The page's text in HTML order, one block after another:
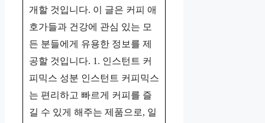
개할 것입니다. 이 글은 커피 애
호가들과 건강에 관심 있는 모
든 분들에게 유용한 정보를 제
공할 것입니다. 1. 인스턴트 커
피믹스 성분 인스턴트 커피믹스
는 편리하고 빠르게 커피를 즐
길 수 있게 해주는 제품으로, 일